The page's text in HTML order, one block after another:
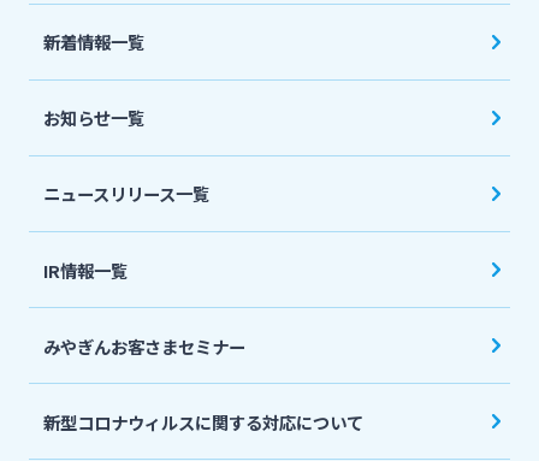
法人・個人事業主のお客さま
宮崎銀行について
ニュースリリース一覧
採用情報
お問い合わせ先一覧
新着情報一覧
お知らせ一覧
ニュースリリース一覧
IR情報一覧
みやぎんお客さまセミナー
新型コロナウィルスに関する対応について